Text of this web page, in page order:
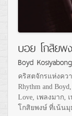
บอย โกสิยพ
Boyd Kosiyabong
คริสตจักรแห่งคว
Rhythm and
Love, เพลงมาก,
โกสิยพงษ์ ที่เน้นมุ